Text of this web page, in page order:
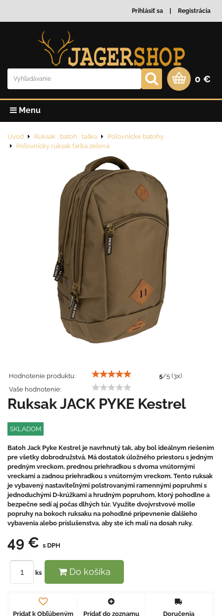
Prihlásiť sa Registrácia
0 €
Menu
Úvod Ruksak , batoh , taška
Poľovnícke batohy
Poľovnícky ruksak farba zelená
Hodnotenie produktu: 5/5 (3x)
Vaše hodnotenie:
Ruksak JACK PYKE Kestrel
SKLADOM
Batoh Jack Pyke Kestrel je navrhnutý tak, aby bol ideálnym riešením
pre všetky dobrodružstvá. Má dostatok úložného priestoru s jedným
predným vreckom, prednou priehradkou s dvoma vnútornými
vreckami a zadnou priehradkou s vnútorným vreckom. Tento ruksak
je vybavený nastaviteľnými polstrovanými ramennými popruhmi s
jednoduchými D-krúžkami a hrudným popruhom, ktorý pohodlne a
bezpečne sedí aj počas dlhých túr. Využite dvojvrstvové molle
popruhy na bokoch ruksaku na pohodlné pripevnenie ďalšieho
vybavenia alebo príslušenstva, aby ste ich mali na dosah ruky.
49 € s DPH
ks Do košíka
Pridať k Obľúbeným Pridať do zoznamu Doručenia